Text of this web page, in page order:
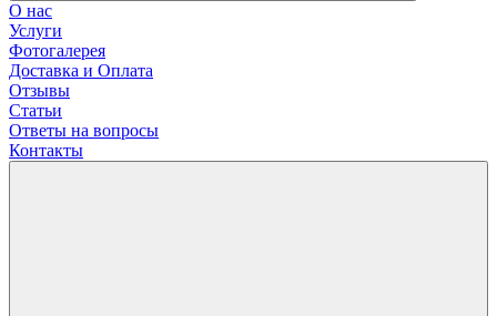
О нас
Услуги
Фотогалерея
Доставка и Оплата
Отзывы
Статьи
Ответы на вопросы
Контакты